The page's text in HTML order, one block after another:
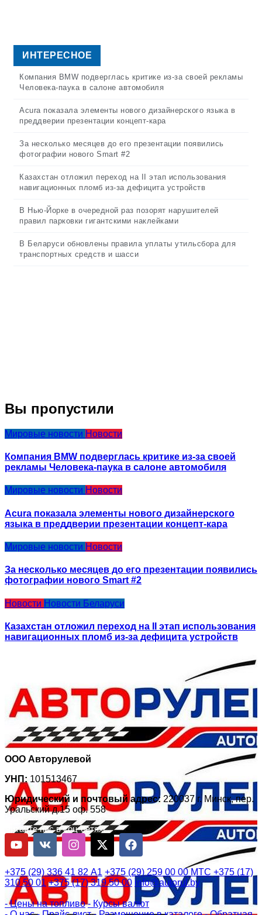
ИНТЕРЕСНОЕ
Компания BMW подверглась критике из-за своей рекламы
Человека-паука в салоне автомобиля
Acura показала элементы нового дизайнерского языка в
преддверии презентации концепт-кара
За несколько месяцев до его презентации появились
фотографии нового Smart #2
Казахстан отложил переход на II этап использования
навигационных пломб из-за дефицита устройств
В Нью-Йорке в очередной раз позорят нарушителей
правил парковки гигантскими наклейками
В Беларуси обновлены правила уплаты утильсбора для
транспортных средств и шасси
Вы пропустили
Мировые новости Новости
Компания BMW подверглась критике из-за своей
рекламы Человека-паука в салоне автомобиля
Мировые новости Новости
Acura показала элементы нового дизайнерского
языка в преддверии презентации концепт-кара
Мировые новости Новости
За несколько месяцев до его презентации появились
фотографии нового Smart #2
Новости Новости Беларуси
Казахстан отложил переход на II этап использования
навигационных пломб из-за дефицита устройств
ООО Авторулевой
УНП: 101513467
Юридический и почтовый адрес: 220037 г. Минск, пер.
Уральский д.15 оф. 558
Читайте нас в соц-сетях:
+375 (29) 336 41 82 А1 +375 (29) 259 00 00 МТС +375 (17)
310 50 01 +375 (17) 319 50 00 info@autorul.by
- Цены на топливо - Курсы валют